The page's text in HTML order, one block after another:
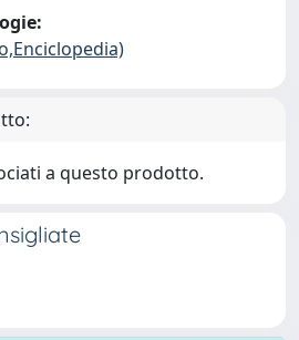
a questo prodotto.